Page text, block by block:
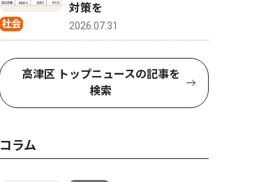
社会
対策を
2026.07.31
高津区 トップニュースの記事を
検索
コラム